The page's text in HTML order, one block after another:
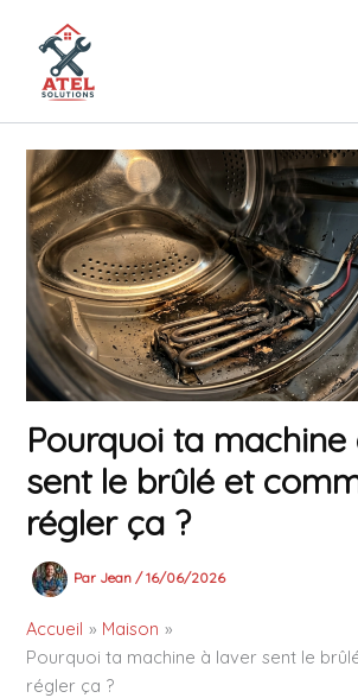
contenu
Pourquoi ta
sent le brûlé et
régler ça ?
Par Jean /16/06/2026
Accueil
Maison
Pourquoi ta machine à laver sent le
régler ça ?